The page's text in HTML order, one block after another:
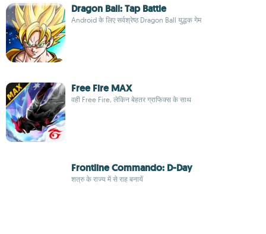
Dragon Ball: Tap Battle
Android के लिए सर्वश्रेष्ठ Dragon Ball युद्धक गेम
Free Fire MAX
वही Free Fire, लेकिन बेहतर ग्राफिक्स के साथ
Frontline Commando: D-Day
शत्रु के राज्य में से राह बनायें